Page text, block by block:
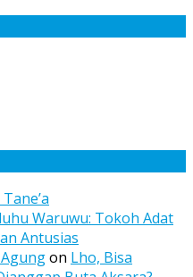
Waruwu: Tokoh Adat
Antusias
on Lho, Bisa